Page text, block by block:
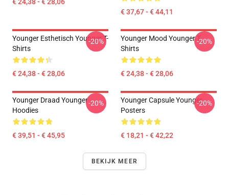
€ 37,67 - € 44,11
Younger Esthetisch Younger T-
Shirts
€ 24,38 - € 28,06
-20%
Younger Mood Younger T-
Shirts
€ 24,38 - € 28,06
-20%
Younger Draad Younger
Hoodies
€ 39,51 - € 45,95
-20%
Younger Capsule Younger
Posters
€ 18,21 - € 42,22
-20%
BEKIJK MEER